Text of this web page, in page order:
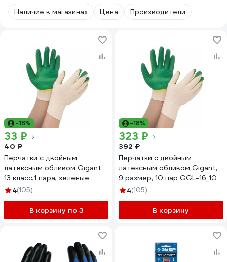
Наличие в магазинах Цена Производители
-18%
33 ₽
40 ₽
Перчатки с двойным
латексным обливом Gigant
13 класс,1 пара, зеленые
GGL-16
4(105)
В корзину по 3
-18%
323 ₽
392 ₽
Перчатки с двойным
латексным обливом Gigant,
9 размер, 10 пар GGL-16_10
4(105)
В корзину